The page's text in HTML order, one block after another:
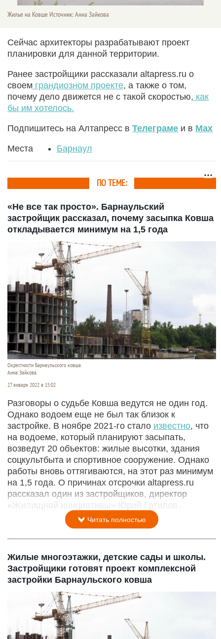
Жилье на Ковше Источник: Анна Зайкова
Сейчас архитекторы разрабатывают проект
планировки для данной территории.
Ранее застройщики рассказали altapress.ru о
своем грандиозном проекте, а также о том,
почему дело движется не с такой скоростью, как
бы им хотелось.
Подпишитесь на Алтапресс в Телеграме и в Max
Места Барнаул
ПО ТЕМЕ:
«Не все так просто». Барнаульский
застройщик рассказал, почему засыпка Ковша
откладывается минимум на 1,5 года
Окрестности Барнаульского ковша.
Анна Зайкова.
27 января 2022 в 15:02
Разговоры о судьбе Ковша ведутся не один год.
Однако водоем еще не был так близок к
застройке. В ноябре 2021-го стало известно, что
на водоеме, который планируют засыпать,
возведут 20 объектов: жилые высотки, здания
соцкультбыта и спортивное сооружение. Однако
работы вновь оттягиваются, на этот раз минимум
на 1,5 года. О причинах отсрочки altapress.ru
рассказал один из застройщиков, директор
«Жилищной инициативы» Юрий Гатилов.
Читать полностью
Жилые многоэтажки, детские сады и школы.
Застройщики готовят проект комплексной
застройки Барнаульского ковша